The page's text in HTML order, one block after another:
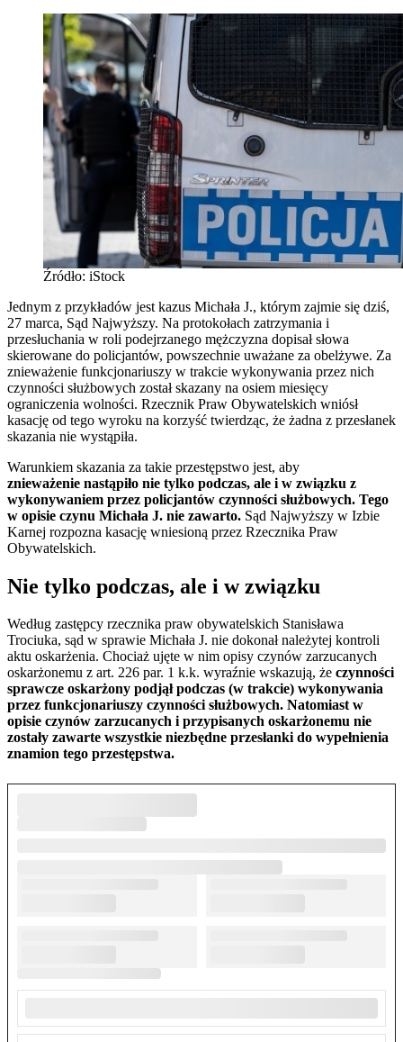
Źródło: iStock
Jednym z przykładów jest kazus Michała J., którym zajmie się dziś,
27 marca, Sąd Najwyższy. Na protokołach zatrzymania i
przesłuchania w roli podejrzanego mężczyzna dopisał słowa
skierowane do policjantów, powszechnie uważane za obelżywe. Za
znieważenie funkcjonariuszy w trakcie wykonywania przez nich
czynności służbowych został skazany na osiem miesięcy
ograniczenia wolności. Rzecznik Praw Obywatelskich wniósł
kasację od tego wyroku na korzyść twierdząc, że żadna z przesłanek
skazania nie wystąpiła.
Warunkiem skazania za takie przestępstwo jest, aby
znieważenie nastąpiło nie tylko podczas, ale i w związku z
wykonywaniem przez policjantów czynności służbowych. Tego
w opisie czynu Michała J. nie zawarto. Sąd Najwyższy w Izbie
Karnej rozpozna kasację wniesioną przez Rzecznika Praw
Obywatelskich.
Nie tylko podczas, ale i w związku
Według zastępcy rzecznika praw obywatelskich Stanisława
Trociuka, sąd w sprawie Michała J. nie dokonał należytej kontroli
aktu oskarżenia. Chociaż ujęte w nim opisy czynów zarzucanych
oskarżonemu z art. 226 par. 1 k.k. wyraźnie wskazują, że czynności
sprawcze oskarżony podjął podczas (w trakcie) wykonywania
przez funkcjonariuszy czynności służbowych. Natomiast w
opisie czynów zarzucanych i przypisanych oskarżonemu nie
zostały zawarte wszystkie niezbędne przesłanki do wypełnienia
znamion tego przestępstwa.